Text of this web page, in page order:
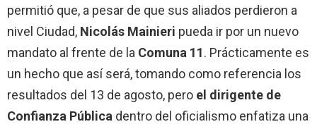
permitió que, a pesar de que sus aliados perdieron a
nivel Ciudad, Nicolás Mainieri pueda ir por un nuevo
mandato al frente de la Comuna 11. Prácticamente es
un hecho que así será, tomando como referencia los
resultados del 13 de agosto, pero el dirigente de
Confianza Pública dentro del oficialismo enfatiza una